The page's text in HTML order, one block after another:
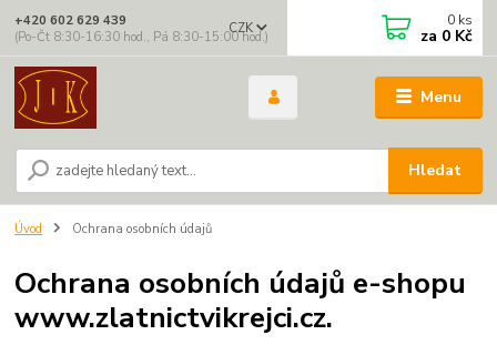
Menu
CZK
Hledat
+420 602 629 439
(Po-Čt 8:30-16:30 hod., Pá 8:30-15:00 hod.)
0 ks
za 0 Kč
Úvod Ochrana osobních údajů
Ochrana osobních údajů e-shopu
www.zlatnictvikrejci.cz.